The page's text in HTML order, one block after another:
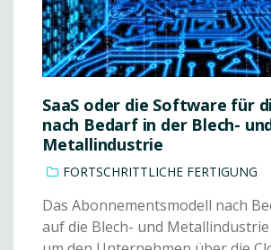
SaaS oder die Software für
nach Bedarf in der Blech-
Metallindustrie
FORTSCHRITTLICHE FERTIGUNG
Das Abonnementsmodell nach
auf die Blech- und